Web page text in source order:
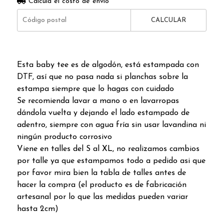
CALCULAR
Esta baby tee es de algodón, está estampada con
DTF, así que no pasa nada si planchas sobre la
estampa siempre que lo hagas con cuidado
Se recomienda lavar a mano o en lavarropas
dándola vuelta y dejando el lado estampado de
adentro, siempre con agua fría sin usar lavandina ni
ningún producto corrosivo
Viene en talles del S al XL, no realizamos cambios
por talle ya que estampamos todo a pedido asi que
por favor mira bien la tabla de talles antes de
hacer la compra (el producto es de fabricación
artesanal por lo que las medidas pueden variar
hasta 2cm)